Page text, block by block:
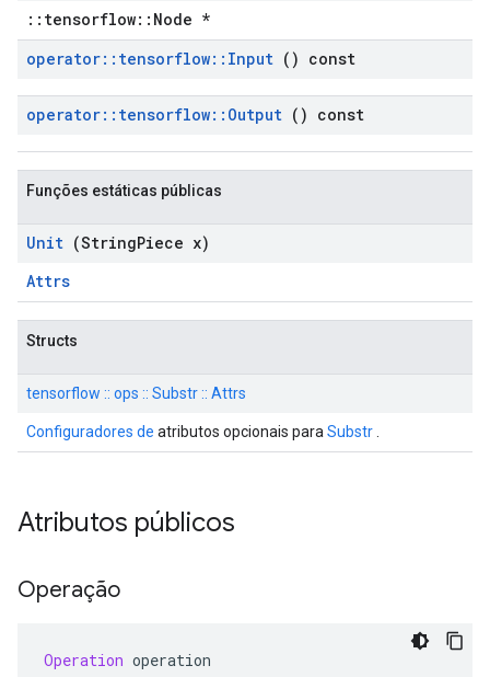
::tensorflow::Node *
operator:: tensorflow:: Input () const
operator:: tensorflow:: Output () const
Funções estáticas públicas
Unit (StringPiece x)
Attrs
Structs
tensorflow :: ops :: Substr :: Attrs
Configuradores de atributos opcionais para Substr
Atributos públicos
Operação
Operation operation